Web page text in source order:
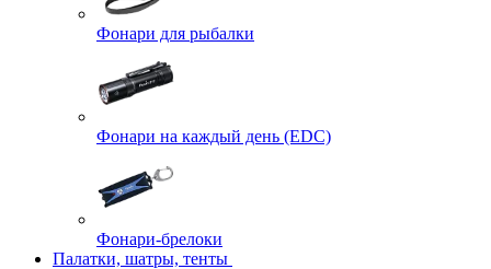
Фонари для рыбалки
Фонари на каждый день (EDC)
Фонари-брелоки
Палатки, шатры, тенты